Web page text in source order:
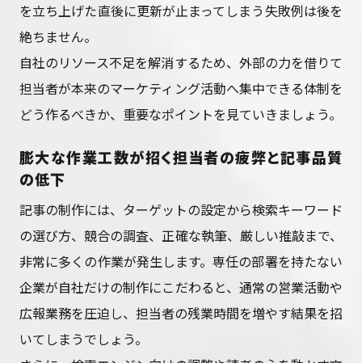
を立ち上げた直後に更新が止まってしまう失敗例は後を
絶ちません。
自社のリソース不足を解消するため、外部の力を借りて
担当者が本来のマーケティング活動へ集中できる体制を
どう作るべきか、重要なポイントを見ていきましょう。
膨大な作業工数が招く担当者の疲弊と記事品質
の低下
記事の制作には、ターゲットの設定から検索キーワード
の選び方、競合の調査、正確な執筆、厳しい推敲まで、
非常に多くの作業が発生します。専任の部署を持たない
企業が自社だけの制作にこだわると、通常の営業活動や
広報業務を圧迫し、担当者の残業時間を増やす結果を招
いてしまうでしょう。